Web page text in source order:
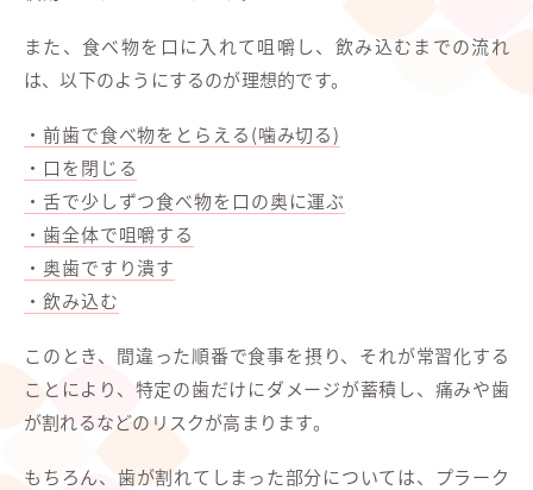
また、食べ物を口に入れて咀嚼し、飲み込むまでの流れ
は、以下のようにするのが理想的です。
・前歯で食べ物をとらえる(噛み切る)
・口を閉じる
・舌で少しずつ食べ物を口の奥に運ぶ
・歯全体で咀嚼する
・奥歯ですり潰す
・飲み込む
このとき、間違った順番で食事を摂り、それが常習化する
ことにより、特定の歯だけにダメージが蓄積し、痛みや歯
が割れるなどのリスクが高まります。
もちろん、歯が割れてしまった部分については、プラーク